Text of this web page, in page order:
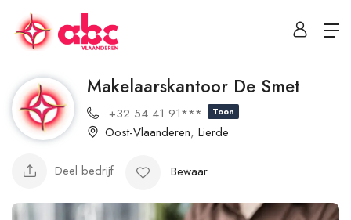
Makelaarskantoor De Smet
+32 54 41 91*** Toon
Oost-Vlaanderen, Lierde
Deel bedrijf Bewaar